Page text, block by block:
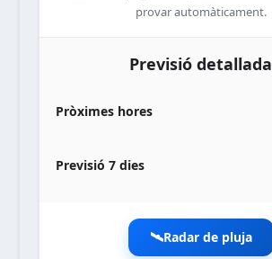
provar automàticament.
Previsió detallada
Pròximes hores
Previsió 7 dies
🛰️Radar de pluja